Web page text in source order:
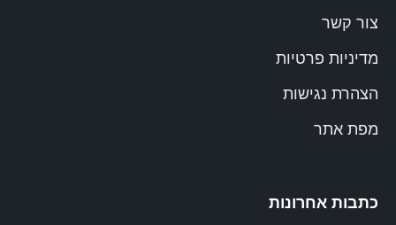
צור קשר
מדיניות פרטיות
הצהרת נגישות
מפת אתר
כתבות אחרונות